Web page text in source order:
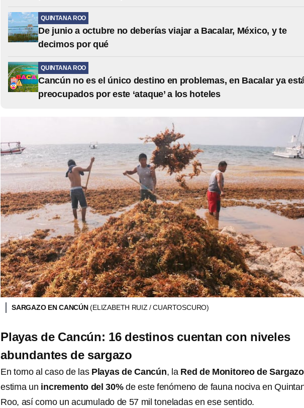
QUINTANA ROO
De junio a octubre no deberías viajar a Bacalar, México, y te
decimos por qué
QUINTANA ROO
Cancún no es el único destino en problemas, en Bacalar ya
preocupados por este ‘ataque’ a los hoteles
SARGAZO EN CANCÚN(ELIZABETH RUIZ / CUARTOSCURO)
Playas de Cancún: 16 destinos cuentan con niveles
abundantes de sargazo
En torno al caso de las Playas de Cancún, la Red de Monitoreo de Sargazo
estima un incremento del 30%de este fenómeno de fauna nociva en
Roo, así como un acumulado de 57 mil toneladas en ese sentido.